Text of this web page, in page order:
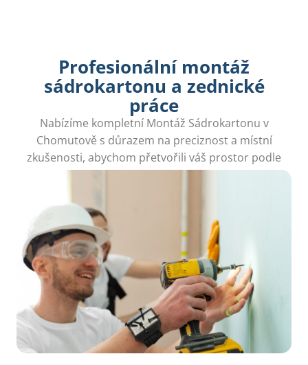
Profesionální montáž
sádrokartonu a zednické
práce
Nabízíme kompletní Montáž Sádrokartonu v
Chomutově s důrazem na preciznost a místní
zkušenosti, abychom přetvořili váš prostor podle
vašich potřeb.